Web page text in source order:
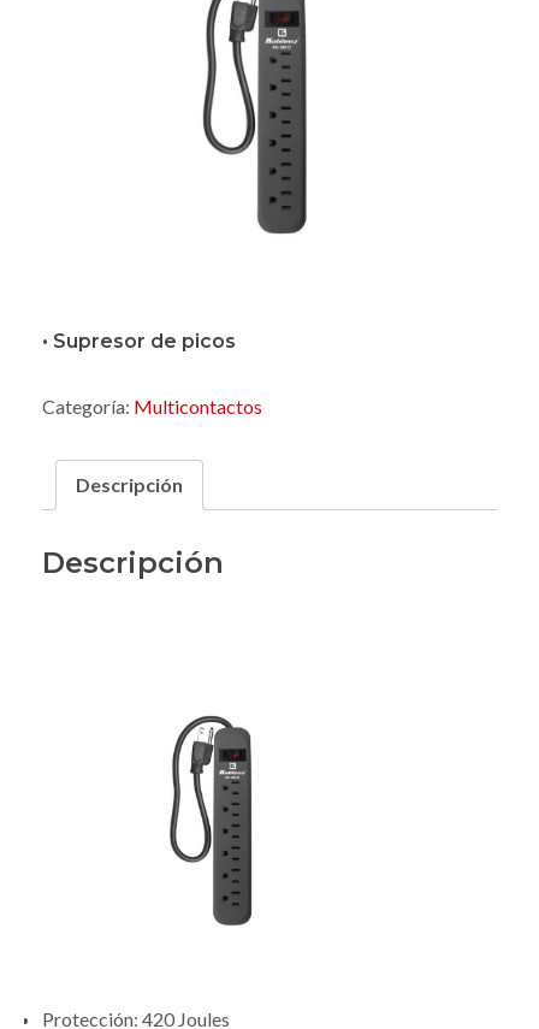
• Supresor de picos
Categoría: Multicontactos
Descripción
Descripción
Protección: 420 Joules